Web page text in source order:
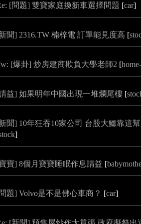
[問題] 雙寶家庭換新車選擇問題 [car]
聞] 2316.TW 楠梓電 訂單能見度高 [
[爆卦] 炒房建商欺負大學老師2 [
益] 如果明年中國出現一堆爛尾樓 [
聞] 10年狂吞10家公司 台股大鱷靠這
]
寶] 8個月寶寶睡眠作息請益 [
題] Volvo是不是佛心車商？ [car]